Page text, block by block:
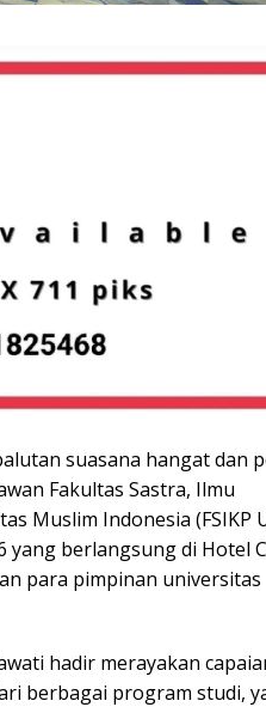
suasana hangat dan
Fakultas Sastra, Ilmu
Muslim Indonesia (FSIKP
yang berlangsung di Hotel
para pimpinan universitas
hadir merayakan
berbagai program studi,